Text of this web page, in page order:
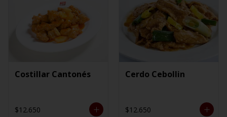
Costillar Cantonés
$12.650
Cerdo Cebollin
$12.650